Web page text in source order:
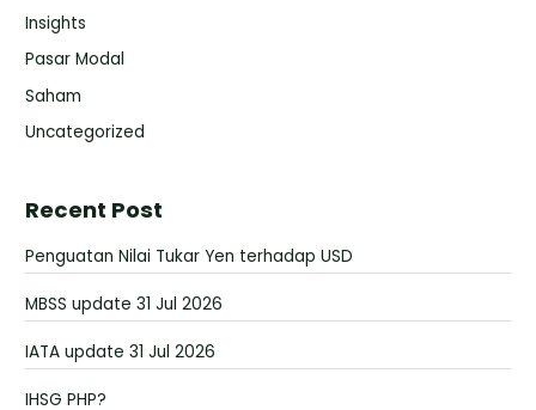
Insights
Pasar Modal
Saham
Uncategorized
Recent Post
Penguatan Nilai Tukar Yen terhadap USD
MBSS update 31 Jul 2026
IATA update 31 Jul 2026
IHSG PHP?